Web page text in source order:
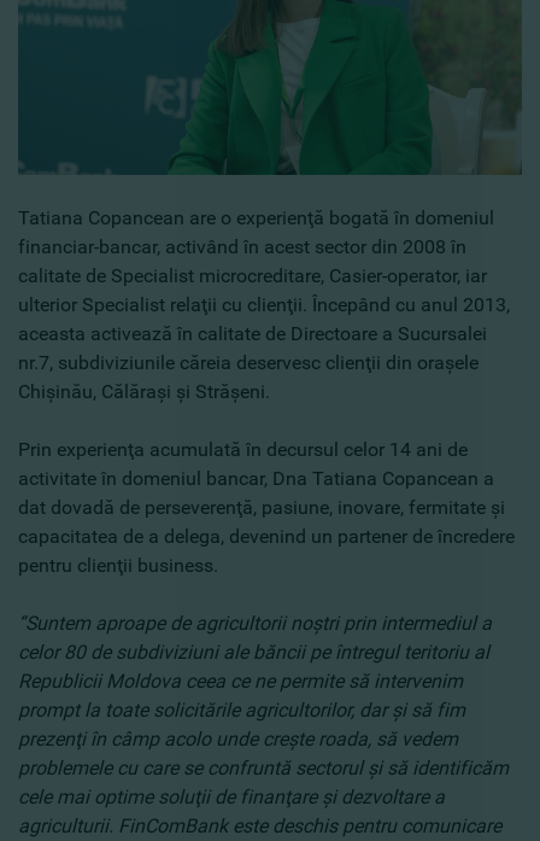
Tatiana Copancean are o experienţă bogată în domeniul
financiar-bancar, activând în acest sector din 2008 în
calitate de Specialist microcreditare, Casier-operator, iar
ulterior Specialist relaţii cu clienţii. Începând cu anul 2013,
aceasta activează în calitate de Directoare a Sucursalei
nr.7, subdiviziunile căreia deservesc clienţii din oraşele
Chişinău, Călăraşi şi Străşeni.
Prin experienţa acumulată în decursul celor 14 ani de
activitate în domeniul bancar, Dna Tatiana Copancean a
dat dovadă de perseverenţă, pasiune, inovare, fermitate şi
capacitatea de a delega, devenind un partener de încredere
pentru clienţii business.
“Suntem aproape de agricultorii noştri prin intermediul a
celor 80 de subdiviziuni ale băncii pe întregul teritoriu al
Republicii Moldova ceea ce ne permite să intervenim
prompt la toate solicitările agricultorilor, dar şi să fim
prezenţi în câmp acolo unde creşte roada, să vedem
problemele cu care se confruntă sectorul şi să identificăm
cele mai optime soluţii de finanţare şi dezvoltare a
agriculturii. FinComBank este deschis pentru comunicare